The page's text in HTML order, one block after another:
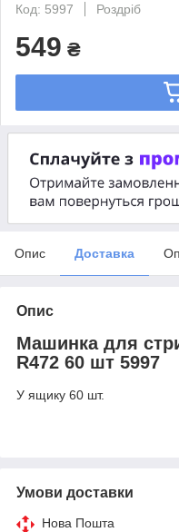
Код: 5997
Роздріб
549 ₴
Опис Доставка
Опис
Машинка для
R472 60 шт 5997
У ящику 60 шт.
Умови доставки
Нова Пошта